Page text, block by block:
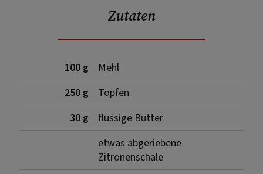
Zutaten
100 g
Mehl
250 g
Topfen
30 g
flüssige Butter
etwas abgeriebene
Zitronenschale